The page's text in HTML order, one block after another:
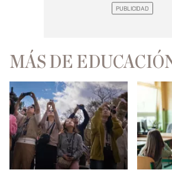
MÁS DE